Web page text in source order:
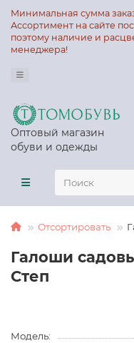
Минимальная сумма
Ассортимент на сайте
поэтому наличие и
менеджера!
Оптовый магазин
обуви и одежды
Отсортировать
Галоши
Степ
Модель: